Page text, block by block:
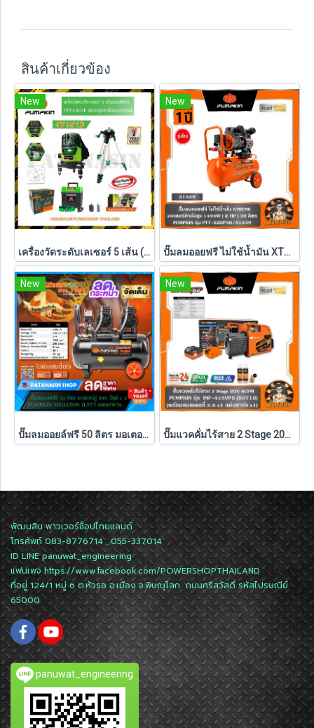
สินค้าเกี่ยวข้อง
New
เครื่องวัดระดับเลเซอร์ 5 เส้น (พร้อมชุดขาตั้ง) PUMPKIN แสงสีเขียว รุ่น PTT-LSG5E (28267)
New
ปั๊มลมออยฟรี ไม่ใช้น้ำมัน XTREME 1490W ( 30L / 60L / 120L ) PUMPKIN รุ่น PTT-X2HP30/31539 , PTT-X4HP60/31554 , PTT-X6HP120/31555
New
ปั๊มลมออยล์ฟรี 50 ลิตร มอเตอร์คู่ 600W x 2 Pumpkin MEGATON II PTT-M600W50 (31543)
New
ปั๊มแวคคั่มไร้สาย 2 Stage 20V 4CFM INF-415VP5 PUMPKIN (50712) แบตXT 5.0Ahx1 ก้อน ,ตัวเปล่า (50711)
พัฒนสิน พาวเวอร์ช็อปไทยแลนด์
โทรศัพท์ 083-8776714 , 055-337014
ID LINEpanuwat_engineering
แฟนเพจhttps://www.facebook.com/POWERSHOPTHAILAND
ที่อยู่ 124/1 หมู่ 6 ต.หัวรอ อ.เมือง จ.พิษณุโลก ถนนศรีสวัสดิ์ รหัสไปรษณีย์
65000
panuwat_engineering